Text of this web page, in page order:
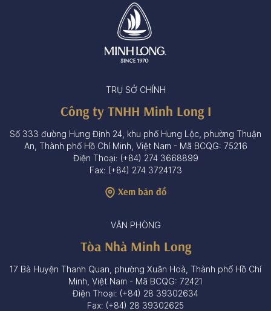
TRỤ SỞ CHÍNH
Công ty TNHH Minh Long I
Số 333 đường Hưng Định 24, khu phố Hưng Lộc, phường Thuận
An, Thành phố Hồ Chí Minh, Việt Nam - Mã BCQG: 75216
Điện Thoại: (+84) 274 3668899
Fax: (+84) 274 3724173
Xem bản đồ
VĂN PHÒNG
Tòa Nhà Minh Long
17 Bà Huyện Thanh Quan, phường Xuân Hoà, Thành phố Hồ Chí
Minh, Việt Nam - Mã BCQG: 72421
Điện Thoại: (+84) 28 39302634
Fax: (+84) 28 39302625